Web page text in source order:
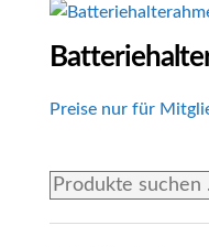
Preise nur für
Suchen